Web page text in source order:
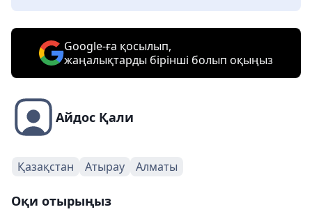
Google-ға қосылып,
жаңалықтарды бірінші болып оқыңыз
Айдос Қали
Қазақстан Атырау Алматы
Оқи отырыңыз